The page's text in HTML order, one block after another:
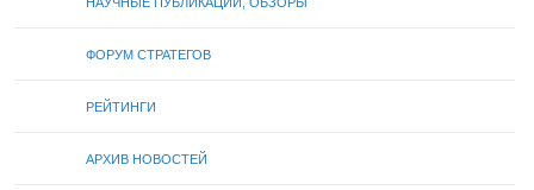
ФОРУМ СТРАТЕГОВ
РЕЙТИНГИ
АРХИВ НОВОСТЕЙ